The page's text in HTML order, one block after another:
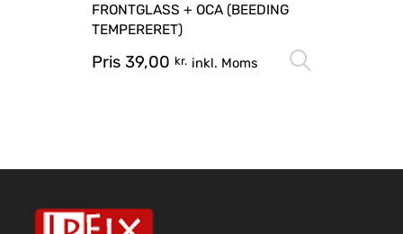
FRONTGLASS + OCA (BEEDING
TEMPERERET)
Pris 39,00 kr. inkl. Moms